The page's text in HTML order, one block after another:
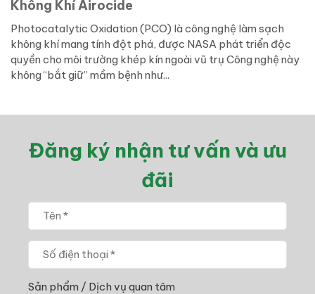
Không Khí Airocide
Photocatalytic Oxidation (PCO) là công nghệ làm sạch
không khí mang tính đột phá, được NASA phát triển độc
quyền cho môi trường khép kín ngoài vũ trụ Công nghệ này
không “bắt giữ” mầm bệnh như...
Đăng ký nhận tư vấn và ưu
đãi
Sản phẩm / Dịch vụ quan tâm